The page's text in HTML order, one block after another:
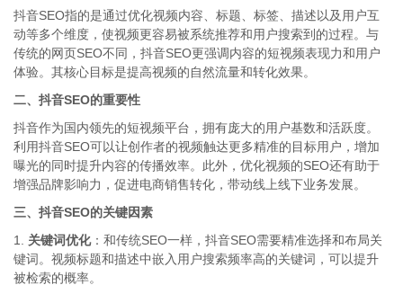
抖音SEO指的是通过优化视频内容、标题、标签、描述以及用户互
动等多个维度，使视频更容易被系统推荐和用户搜索到的过程。与
传统的网页SEO不同，抖音SEO更强调内容的短视频表现力和用户
体验。其核心目标是提高视频的自然流量和转化效果。
二、抖音SEO的重要性
抖音作为国内领先的短视频平台，拥有庞大的用户基数和活跃度。
利用抖音SEO可以让创作者的视频触达更多精准的目标用户，增加
曝光的同时提升内容的传播效率。此外，优化视频的SEO还有助于
增强品牌影响力，促进电商销售转化，带动线上线下业务发展。
三、抖音SEO的关键因素
1. 关键词优化：和传统SEO一样，抖音SEO需要精准选择和布局关
键词。视频标题和描述中嵌入用户搜索频率高的关键词，可以提升
被检索的概率。